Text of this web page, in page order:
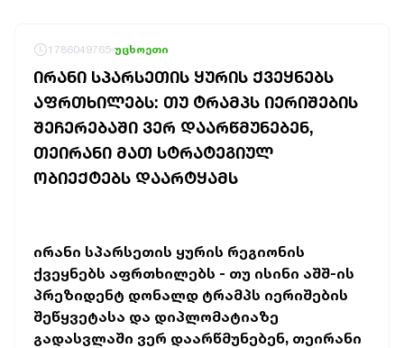
1786049765 უცხოეთი
ᲘᲠᲐᲜᲘ ᲡᲞᲐᲠᲡᲔᲗᲘᲡ ᲧᲣᲠᲘᲡ ᲥᲕᲔᲧᲜᲔᲑᲡ
ᲐᲤᲠᲗᲮᲘᲚᲔᲑᲡ: ᲗᲣ ᲢᲠᲐᲛᲞᲡ ᲘᲔᲠᲘᲨᲔᲑᲘᲡ
ᲨᲔᲩᲔᲠᲔᲑᲐᲨᲘ ᲕᲔᲠ ᲓᲐᲐᲠᲬᲛᲣᲜᲔᲑᲔᲜ,
ᲗᲔᲘᲠᲐᲜᲘ ᲛᲐᲗ ᲡᲢᲠᲐᲢᲔᲒᲘᲣᲚ
ᲝᲑᲘᲔᲥᲢᲔᲑᲡ ᲓᲐᲐᲠᲢᲧᲐᲛᲡ
ირანი სპარსეთის ყურის რეგიონის
ქვეყნებს აფრთხილებს - თუ ისინი აშშ-ის
პრეზიდენტ დონალდ ტრამპს იერიშების
შეწყვეტასა და დიპლომატიაზე
გადასვლაში ვერ დაარწმუნებენ, თეირანი